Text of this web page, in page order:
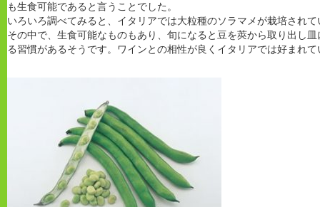
も生食可能であると言うことでした。
いろいろ調べてみると、イタリアでは大粒種のソラマメが栽培され
その中で、生食可能なものもあり、旬になると豆を莢から取り出し
る習慣があるそうです。ワインとの相性が良くイタリアでは好まれ